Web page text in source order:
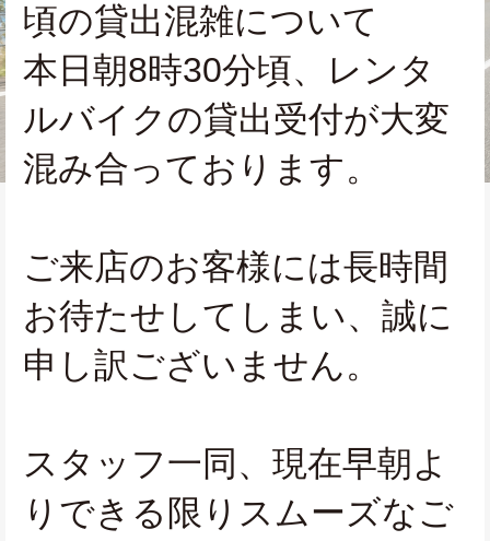
頃の貸出混雑について
本日朝8時30分頃、レンタ
ルバイクの貸出受付が大変
混み合っております。
ご来店のお客様には長時間
お待たせしてしまい、誠に
申し訳ございません。
スタッフ一同、現在早朝よ
りできる限りスムーズなご